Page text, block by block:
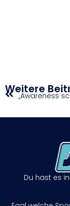
Weitere
Du hast es